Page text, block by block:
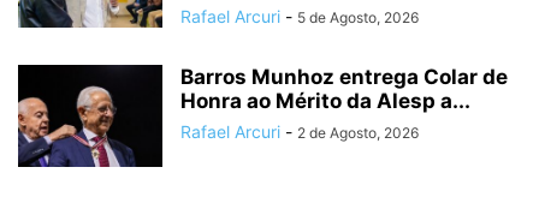
Rafael Arcuri - 5 de Agosto, 2026
Barros Munhoz entrega Colar de
Honra ao Mérito da Alesp a...
Rafael Arcuri - 2 de Agosto, 2026